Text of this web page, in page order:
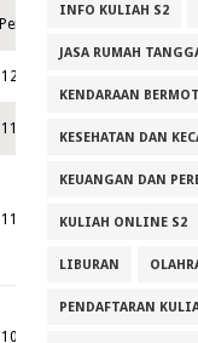
Peringkat IV
12.900.000
11.550.000 12.100.000
11.650.000
12.200.000
10.800.000
INFO KULIAH S2
JASA RUMAH
KENDARAAN
KESEHATAN DAN
KEUANGAN DAN
KULIAH ONLINE S2
LIBURAN
PENDAFTARAN